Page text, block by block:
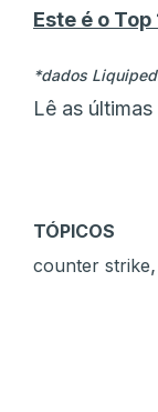
Este é o Top
*dados
Lê as
TÓPICOS
counter strike,